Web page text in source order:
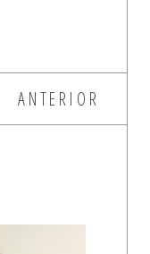
ANTERIOR